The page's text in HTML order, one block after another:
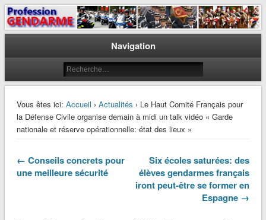
Profession Gendarme
Le journal des gendarmes
Navigation
Vous êtes ici: Accueil › Actualités › Le Haut Comité Français pour
la Défense Civile organise demain à midi un talk vidéo « Garde
nationale et réserve opérationnelle: état des lieux »
← Conseils concrets pour
une meilleure sécurité
Six écoles saturées: des
élèves gendarmes français
iront peut-être se former en
Espagne →